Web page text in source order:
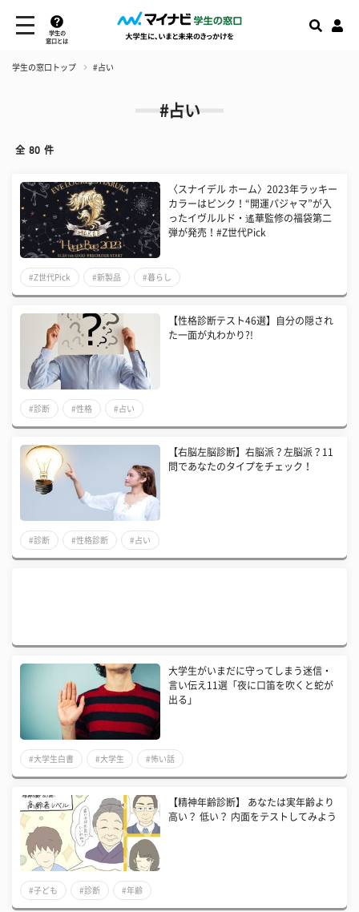
学生の
窓口とは
学生の窓口トップ #占い
#占い
全 80 件
〈スナイデル ホーム〉2023年ラッキー
カラーはピンク！“開運パジャマ”が入
ったイヴルルド・遙華監修の福袋第二
弾が発売！#Z世代Pick
#Z世代Pick #新製品 #暮らし
【性格診断テスト46選】自分の隠され
た一面が丸わかり?!
#診断 #性格 #占い
【右脳左脳診断】右脳派？左脳派？11
問であなたのタイプをチェック！
#診断 #性格診断 #占い
大学生がいまだに守ってしまう迷信・
言い伝え11選「夜に口笛を吹くと蛇が
出る」
#大学生白書 #大学生 #怖い話
【精神年齢診断】 あなたは実年齢より
高い？ 低い？ 内面をテストしてみよう
#子ども #診断 #年齢